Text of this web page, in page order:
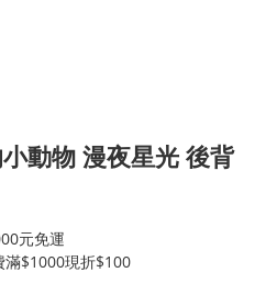
動物 漫夜星光 後背
元免運
滿$1000現折$100